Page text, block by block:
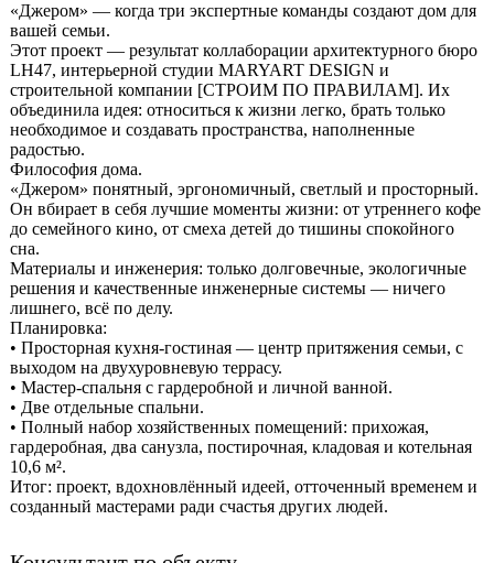
«Джером» — когда три экспертные команды создают дом для
вашей семьи.
Этот проект — результат коллаборации архитектурного бюро
LH47, интерьерной студии MARYART DESIGN и
строительной компании [СТРОИМ ПО ПРАВИЛАМ]. Их
объединила идея: относиться к жизни легко, брать только
необходимое и создавать пространства, наполненные
радостью.
Философия дома.
«Джером» понятный, эргономичный, светлый и просторный.
Он вбирает в себя лучшие моменты жизни: от утреннего кофе
до семейного кино, от смеха детей до тишины спокойного
сна.
Материалы и инженерия: только долговечные, экологичные
решения и качественные инженерные системы — ничего
лишнего, всё по делу.
Планировка:
• Просторная кухня-гостиная — центр притяжения семьи, с
выходом на двухуровневую террасу.
• Мастер-спальня с гардеробной и личной ванной.
• Две отдельные спальни.
• Полный набор хозяйственных помещений: прихожая,
гардеробная, два санузла, постирочная, кладовая и котельная
10,6 м².
Итог: проект, вдохновлённый идеей, отточенный временем и
созданный мастерами ради счастья других людей.